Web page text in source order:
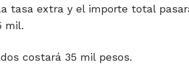
tasa extra y el importe total
mil.
costará 35 mil pesos.